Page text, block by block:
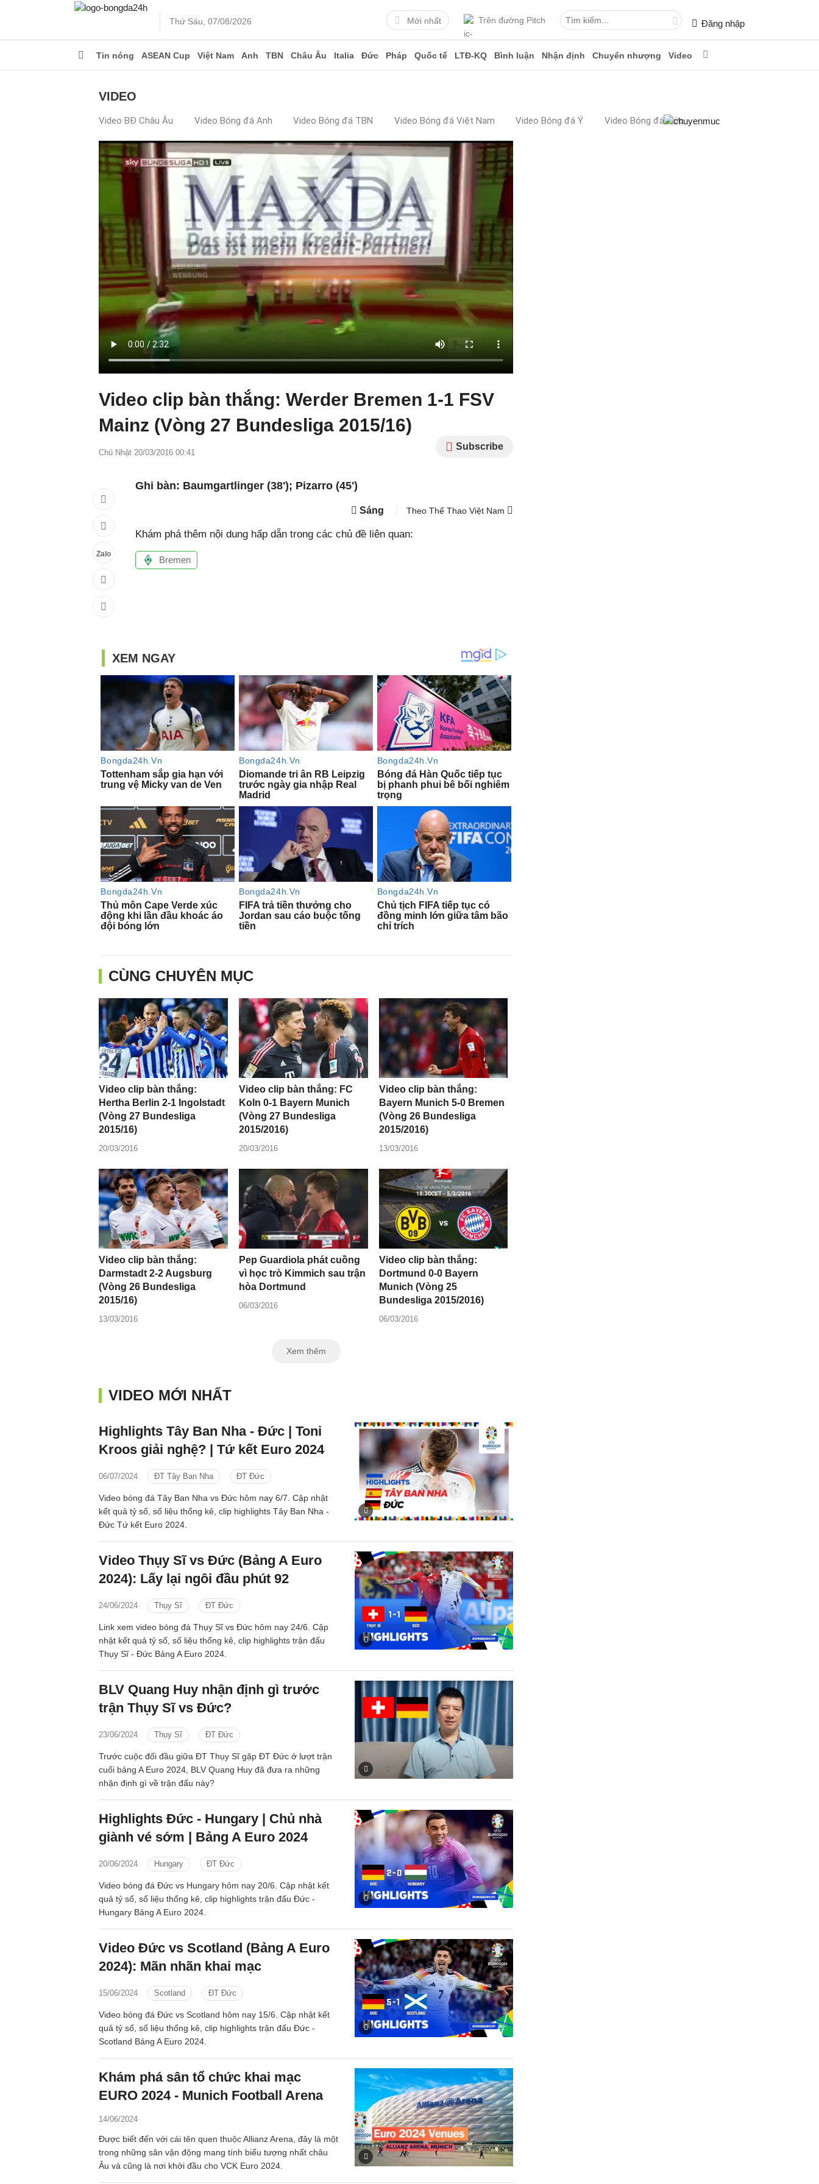
Thứ Sáu, 07/08/2026 Mới nhất Trên đường Pitch Đăng nhập
Tin nóng ASEAN Cup Việt Nam Anh TBN Châu Âu Italia Đức Pháp Quốc tế LTĐ-KQ Bình luận Nhận định Chuyển nhượng Video
VIDEO
Video BĐ Châu Âu Video Bóng đá Anh Video Bóng đá TBN Video Bóng đá Việt Nam Video Bóng đá Ý Video Bóng đá Đức
Video clip bàn thắng: Werder Bremen 1-1 FSV
Mainz (Vòng 27 Bundesliga 2015/16)
Chủ Nhật 20/03/2016 00:41
Subscribe
Zalo
Ghi bàn: Baumgartlinger (38'); Pizarro (45')
Sáng Theo Thể Thao Việt Nam
Khám phá thêm nội dung hấp dẫn trong các chủ đề liên quan:
Bremen
CÙNG CHUYÊN MỤC
Video clip bàn thắng:
Hertha Berlin 2-1 Ingolstadt
(Vòng 27 Bundesliga
2015/16)
20/03/2016
Video clip bàn thắng: FC
Koln 0-1 Bayern Munich
(Vòng 27 Bundesliga
2015/2016)
20/03/2016
Video clip bàn thắng:
Bayern Munich 5-0 Bremen
(Vòng 26 Bundesliga
2015/2016)
13/03/2016
Video clip bàn thắng:
Darmstadt 2-2 Augsburg
(Vòng 26 Bundesliga
2015/16)
13/03/2016
Pep Guardiola phát cuồng
vì học trò Kimmich sau trận
hòa Dortmund
06/03/2016
Video clip bàn thắng:
Dortmund 0-0 Bayern
Munich (Vòng 25
Bundesliga 2015/2016)
06/03/2016
Xem thêm
VIDEO MỚI NHẤT
Highlights Tây Ban Nha - Đức | Toni
Kroos giải nghệ? | Tứ kết Euro 2024
06/07/2024 ĐT Tây Ban Nha ĐT Đức
Video bóng đá Tây Ban Nha vs Đức hôm nay 6/7. Cập nhật
kết quả tỷ số, số liệu thống kê, clip highlights Tây Ban Nha -
Đức Tứ kết Euro 2024.
Video Thụy Sĩ vs Đức (Bảng A Euro
2024): Lấy lại ngôi đầu phút 92
24/06/2024 Thụy Sĩ ĐT Đức
Link xem video bóng đá Thụy Sĩ vs Đức hôm nay 24/6. Cập
nhật kết quả tỷ số, số liệu thống kê, clip highlights trận đấu
Thụy Sĩ - Đức Bảng A Euro 2024.
BLV Quang Huy nhận định gì trước
trận Thụy Sĩ vs Đức?
23/06/2024 Thụy Sĩ ĐT Đức
Trước cuộc đối đầu giữa ĐT Thụy Sĩ gặp ĐT Đức ở lượt trận
cuối bảng A Euro 2024, BLV Quang Huy đã đưa ra những
nhận định gì về trận đấu này?
Highlights Đức - Hungary | Chủ nhà
giành vé sớm | Bảng A Euro 2024
20/06/2024 Hungary ĐT Đức
Video bóng đá Đức vs Hungary hôm nay 20/6. Cập nhật kết
quả tỷ số, số liệu thống kê, clip highlights trận đấu Đức -
Hungary Bảng A Euro 2024.
Video Đức vs Scotland (Bảng A Euro
2024): Mãn nhãn khai mạc
15/06/2024 Scotland ĐT Đức
Video bóng đá Đức vs Scotland hôm nay 15/6. Cập nhật kết
quả tỷ số, số liệu thống kê, clip highlights trận đấu Đức -
Scotland Bảng A Euro 2024.
Khám phá sân tổ chức khai mạc
EURO 2024 - Munich Football Arena
14/06/2024
Được biết đến với cái tên quen thuộc Allianz Arena, đây là một
trong những sân vận động mang tính biểu tượng nhất châu
Âu và cũng là nơi khởi đầu cho VCK Euro 2024.